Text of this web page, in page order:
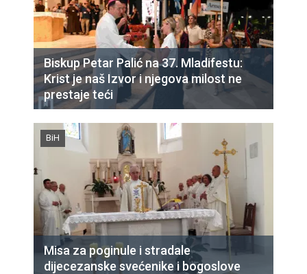
Biskup Petar Palić na 37. Mladifestu:
Krist je naš Izvor i njegova milost ne
prestaje teći
BiH
Misa za poginule i stradale
dijecezanske svećenike i bogoslove